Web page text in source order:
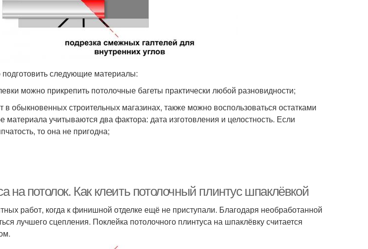
следующие материалы:
можно прикрепить потолочные багеты практически любой разновидности;
обыкновенных строительных магазинах, также можно воспользоваться остатками
учитываются два фактора: дата изготовления и целостность. Если
то она не пригодна;
на потолок. Как клеить потолочный плинтус шпаклёвкой
работ, когда к финишной отделке ещё не приступали. Благодаря необработанной
лучшего сцепления. Поклейка потолочного плинтуса на шпаклёвку считается